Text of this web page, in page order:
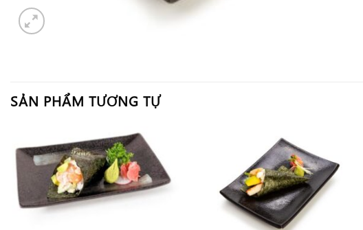
SẢN PHẨM TƯƠNG TỰ